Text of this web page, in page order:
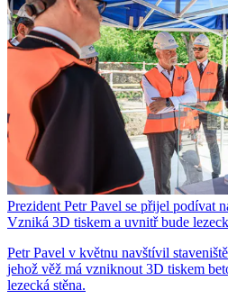
Prezident Petr Pavel se přijel podívat
Vzniká 3D tiskem a uvnitř bude
Petr Pavel v květnu navštívil
jehož věž má vzniknout 3D tiskem
lezecká stěna.